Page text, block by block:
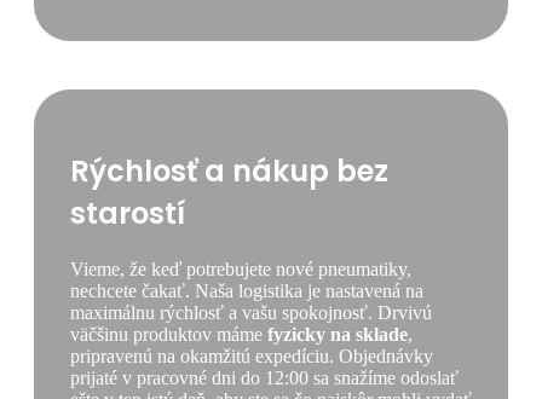
Rýchlosť a nákup bez
starostí
Vieme, že keď potrebujete nové pneumatiky,
nechcete čakať. Naša logistika je nastavená na
maximálnu rýchlosť a vašu spokojnosť. Drvivú
väčšinu produktov máme fyzicky na sklade,
pripravenú na okamžitú expedíciu. Objednávky
prijaté v pracovné dni do 12:00 sa snažíme odoslať